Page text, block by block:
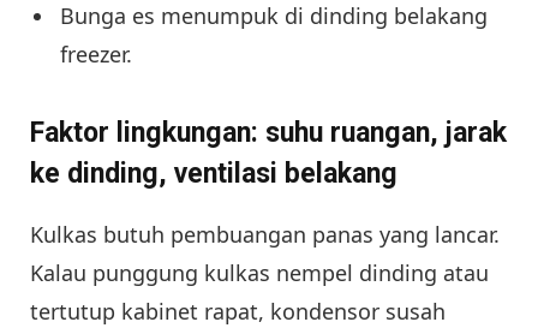
Bunga es menumpuk di dinding belakang
freezer.
Faktor lingkungan: suhu ruangan, jarak
ke dinding, ventilasi belakang
Kulkas butuh pembuangan panas yang lancar.
Kalau punggung kulkas nempel dinding atau
tertutup kabinet rapat, kondensor susah